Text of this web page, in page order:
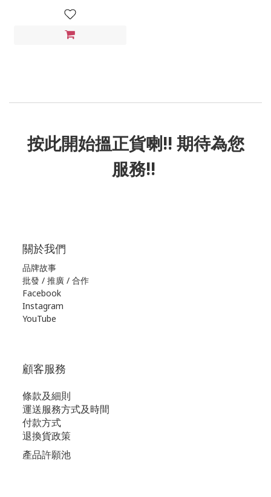
按此開始搵正貨喇!! 期待為您
服務!!
關於我們
品牌故事
批發 / 推廣 / 合作
Facebook
Instagram
YouTube
顧客服務
條款及細則
運送服務方式及時間
付款方式
退換貨政策
產品許願池